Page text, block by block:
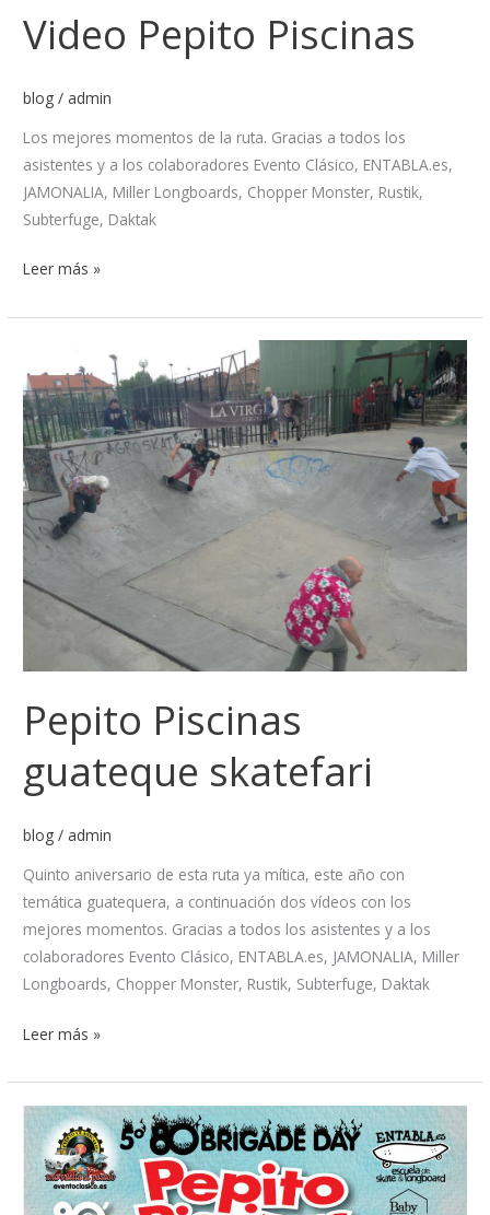
Video Pepito Piscinas
blog / admin
Los mejores momentos de la ruta. Gracias a todos los
asistentes y a los colaboradores Evento Clásico, ENTABLA.es,
JAMONALIA, Miller Longboards, Chopper Monster, Rustik,
Subterfuge, Daktak
Video
Pepito
Leer más »
Pepito Piscinas
guateque skatefari
blog / admin
Quinto aniversario de esta ruta ya mítica, este año con
temática guatequera, a continuación dos vídeos con los
mejores momentos. Gracias a todos los asistentes y a los
colaboradores Evento Clásico, ENTABLA.es, JAMONALIA, Miller
Longboards, Chopper Monster, Rustik, Subterfuge, Daktak
Piscinas
guateque
skatefari
Leer más »
80
Brigade
Day
2014